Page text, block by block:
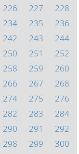
226 227
228
234 235
236
242 243
244
250 251
252
258 259
260
266 267
268
274 275
276
282 283
284
290 291
292
298 299
300